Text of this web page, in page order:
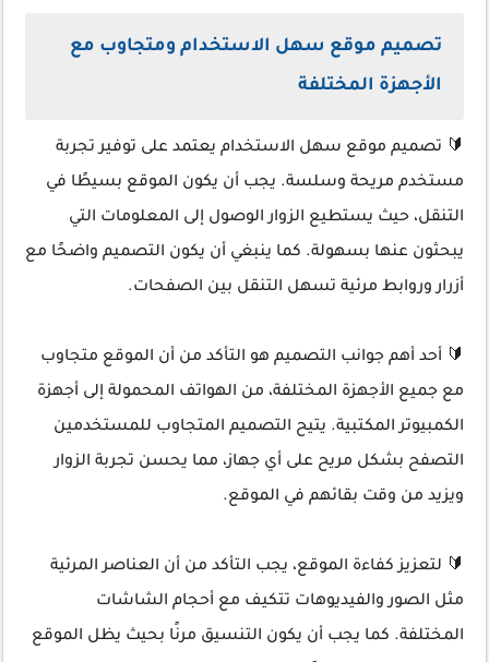
تصميم موقع سهل الاستخدام ومتجاوب مع
الأجهزة المختلفة
🔰 تصميم موقع سهل الاستخدام يعتمد على توفير تجربة
مستخدم مريحة وسلسة. يجب أن يكون الموقع بسيطًا في
التنقل، حيث يستطيع الزوار الوصول إلى المعلومات التي
يبحثون عنها بسهولة. كما ينبغي أن يكون التصميم واضحًا مع
أزرار وروابط مرئية تسهل التنقل بين الصفحات.
🔰 أحد أهم جوانب التصميم هو التأكد من أن الموقع متجاوب
مع جميع الأجهزة المختلفة، من الهواتف المحمولة إلى أجهزة
الكمبيوتر المكتبية. يتيح التصميم المتجاوب للمستخدمين
التصفح بشكل مريح على أي جهاز، مما يحسن تجربة الزوار
ويزيد من وقت بقائهم في الموقع.
🔰 لتعزيز كفاءة الموقع، يجب التأكد من أن العناصر المرئية
مثل الصور والفيديوهات تتكيف مع أحجام الشاشات
المختلفة. كما يجب أن يكون التنسيق مرنًا بحيث يظل الموقع